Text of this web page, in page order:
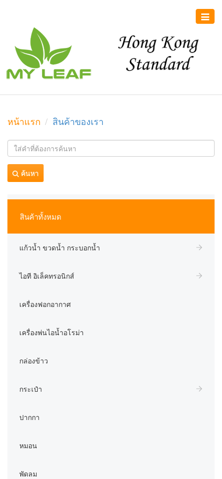
Toggle
หน้าแรก สินค้าของเรา
ค้นหา
สินค้าทั้งหมด
แก้วน้ำ ขวดน้ำ กระบอกน้ำ
ไอที อิเล็คทรอนิกส์
เครื่องฟอกอากาศ
เครื่องพ่นไอน้ำอโรม่า
กล่องข้าว
กระเป๋า
ปากกา
หมอน
พัดลม